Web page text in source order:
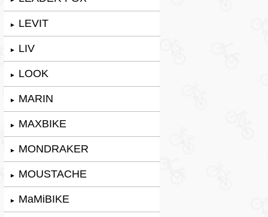
► LEVIT
► LIV
► LOOK
► MARIN
► MAXBIKE
► MONDRAKER
► MOUSTACHE
► MaMiBIKE